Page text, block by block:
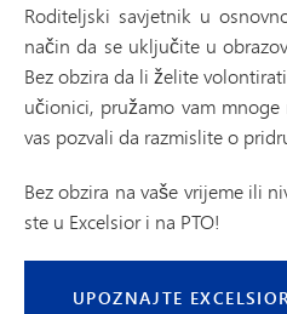
Roditeljski savjetnik u
način da se uključite u
Bez obzira da li želite
učionici, pružamo vam
vas pozvali da razmislite o
Bez obzira na vaše vrijeme ili
ste u Excelsior i na PTO!
UPOZNAJTE